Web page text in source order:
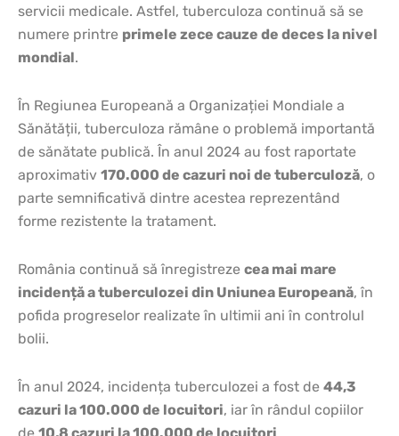
servicii medicale. Astfel, tuberculoza continuă să se
numere printre primele zece cauze de deces la nivel
mondial.
În Regiunea Europeană a Organizației Mondiale a
Sănătății, tuberculoza rămâne o problemă importantă
de sănătate publică. În anul 2024 au fost raportate
aproximativ 170.000 de cazuri noi de tuberculoză, o
parte semnificativă dintre acestea reprezentând
forme rezistente la tratament.
România continuă să înregistreze cea mai mare
incidență a tuberculozei din Uniunea Europeană, în
pofida progreselor realizate în ultimii ani în controlul
bolii.
În anul 2024, incidența tuberculozei a fost de 44,3
cazuri la 100.000 de locuitori, iar în rândul copiilor
de 10,8 cazuri la 100.000 de locuitori